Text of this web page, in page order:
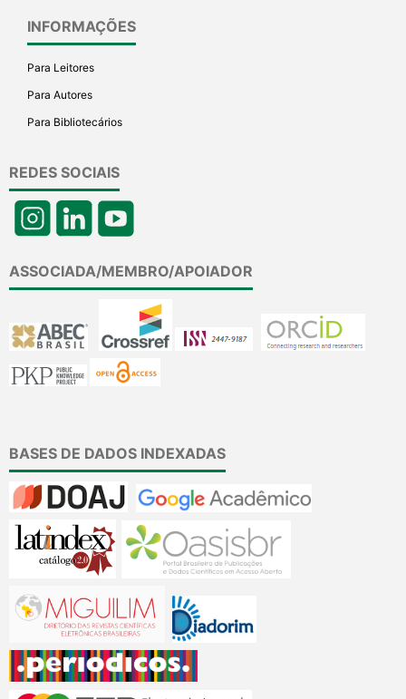
INFORMAÇÕES
Para Leitores
Para Autores
Para Bibliotecários
REDES SOCIAIS
ASSOCIADA/MEMBRO/APOIADOR
BASES DE DADOS INDEXADAS